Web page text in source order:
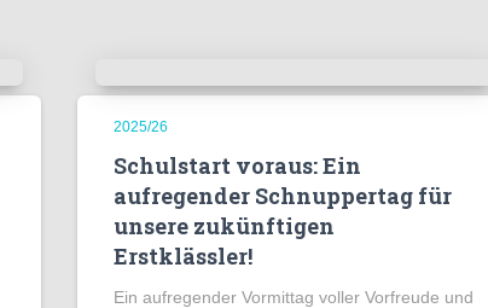
2025/26
Schulstart voraus: Ein
aufregender Schnuppertag für
unsere zukünftigen
Erstklässler!
Ein aufregender Vormittag voller Vorfreude und